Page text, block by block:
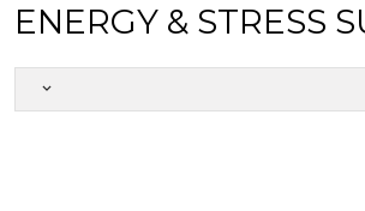
ENERGY & STRESS
keyboard_arrow_down